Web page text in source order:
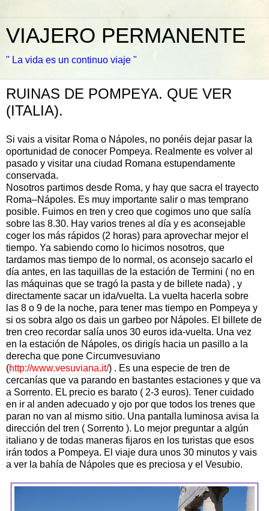
VIAJERO PERMANENTE
" La vida es un continuo viaje "
RUINAS DE POMPEYA. QUE VER
(ITALIA).
Si vais a visitar Roma o Nápoles, no ponéis dejar pasar la
oportunidad de conocer Pompeya. Realmente es volver al
pasado y visitar una ciudad Romana estupendamente
conservada.
Nosotros partimos desde Roma, y hay que sacra el trayecto
Roma–Nápoles. Es muy importante salir o mas temprano
posible. Fuimos en tren y creo que cogimos uno que salía
sobre las 8.30. Hay varios trenes al día y es aconsejable
coger los más rápidos (2 horas) para aprovechar mejor el
tiempo. Ya sabiendo como lo hicimos nosotros, que
tardamos mas tiempo de lo normal, os aconsejo sacarlo el
día antes, en las taquillas de la estación de Termini ( no en
las máquinas que se tragó la pasta y de billete nada) , y
directamente sacar un ida/vuelta. La vuelta hacerla sobre
las 8 o 9 de la noche, para tener mas tiempo en Pompeya y
si os sobra algo os dais un garbeo por Nápoles. El billete de
tren creo recordar salía unos 30 euros ida-vuelta. Una vez
en la estación de Nápoles, os dirigís hacia un pasillo a la
derecha que pone Circumvesuviano
(http://www.vesuviana.it/) . Es una especie de tren de
cercanías que va parando en bastantes estaciones y que va
a Sorrento. EL precio es barato ( 2-3 euros). Tener cuidado
en ir al anden adecuado y ojo por que todos los trenes que
paran no van al mismo sitio. Una pantalla luminosa avisa la
dirección del tren ( Sorrento ). Lo mejor preguntar a algún
italiano y de todas maneras fijaros en los turistas que esos
irán todos a Pompeya. El viaje dura unos 30 minutos y vais
a ver la bahía de Nápoles que es preciosa y el Vesubio.